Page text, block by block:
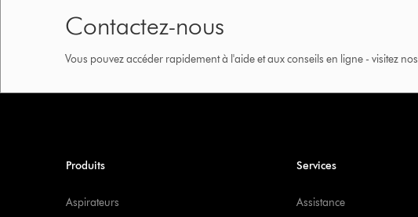
Contactez-nous
Vous pouvez accéder rapidement à l'aide et aux conseils en ligne - visitez nos
Produits
Aspirateurs
Services
Assistance